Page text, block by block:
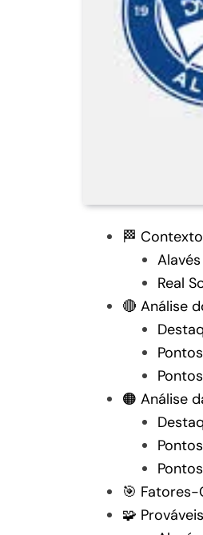
🏁
Real
🔴 Análise
🟠 Análise
🎯
🧩